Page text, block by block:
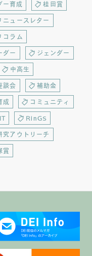
ー育成 桂田賞
ニュースレター
コラム
ダー ジェンダー
中高生
談会 補助金
成 コミュニティ
RinGS
究アウトリーチ
賞